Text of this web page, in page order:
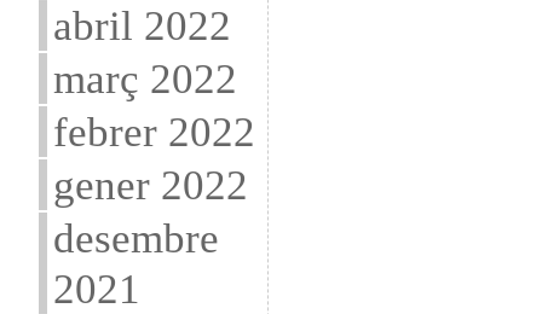
abril 2022
març 2022
febrer 2022
gener 2022
desembre
2021